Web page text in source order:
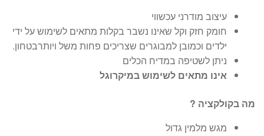
עיצוב מודרני עכשווי
חומק חזק וקל שאינו נשבר בקלות מתאים לשימוש על ידי
ילדים וכמובן למבוגרים שצריכים פחות משל ויותרבטחון.
ניתן לשטיפה במדיח הכלים
אינו מתאים לשימוש במיקרוגל
מה בקולקציה ?
מגש מלמין גדול